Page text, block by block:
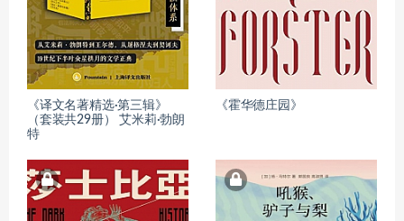
《译文名著精选·第三辑》
（套装共29册） 艾米莉·勃朗
特
《霍华德庄园》